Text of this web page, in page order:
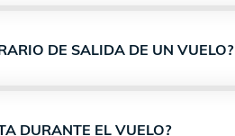
DE SALIDA DE UN VUELO?
DURANTE EL VUELO?